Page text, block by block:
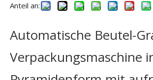
Anteil an:
Automatische Beutel-
Verpackungsmaschine